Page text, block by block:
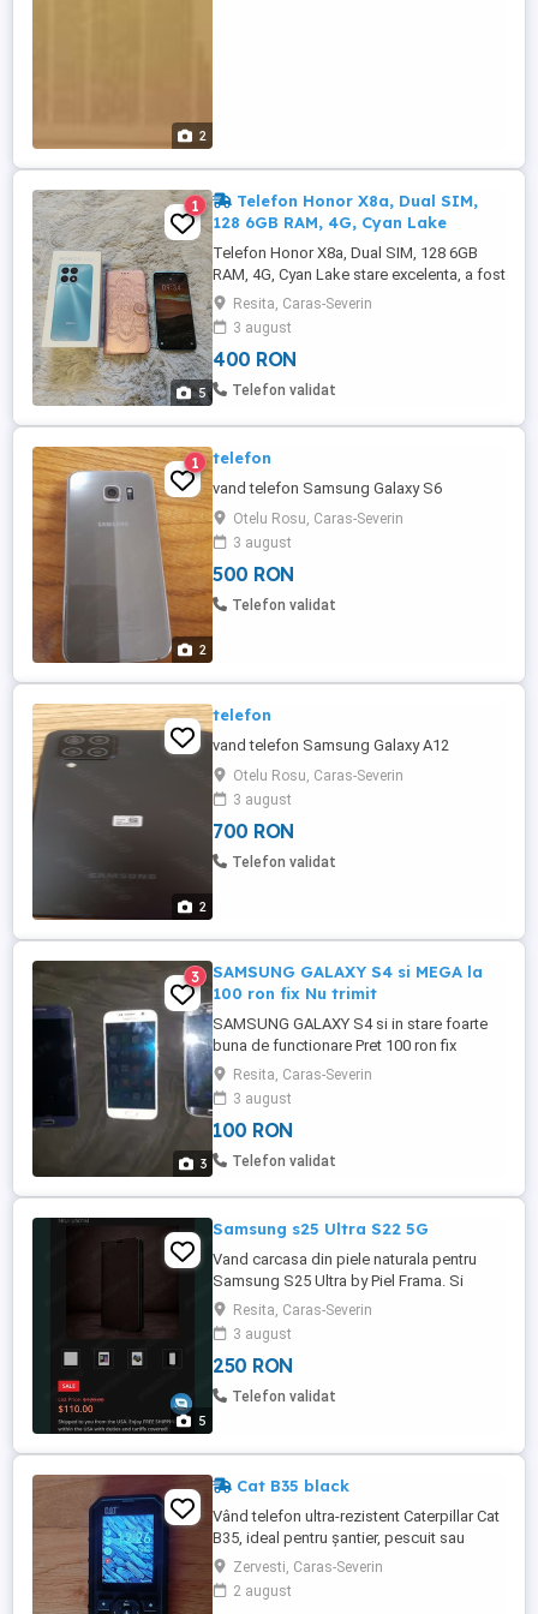
2
5
1
Telefon Honor X8a, Dual SIM,
128 6GB RAM, 4G, Cyan Lake
Telefon Honor X8a, Dual SIM, 128 6GB
RAM, 4G, Cyan Lake stare excelenta, a fost
in folosinta sotiei, mereu la husa si folie
protectie ecran 6,7 inch, baterie 4500mAh,
VoLte, VoWifi, Dual SIM, 128 6GB RAM,
4G, etc,etc . PLUS - O FOLIE STICLA
PRIVACY CADOU,nemontata! Se vinde
Resita, Caras-Severin
3 august
400 RON
Telefon validat
2
1 telefon
vand telefon Samsung Galaxy S6
Otelu Rosu, Caras-Severin
3 august
500 RON
Telefon validat
2
telefon
vand telefon Samsung Galaxy A12
Otelu Rosu, Caras-Severin
3 august
700 RON
Telefon validat
3
3
SAMSUNG GALAXY S4 si MEGA la
100 ron fix Nu trimit
SAMSUNG GALAXY S4 si in stare foarte
buna de functionare Pret 100 ron fix
SAMSUNG GALAXY MEGA cu 2 cartele si
in stare foarte buna de functionare Pret
100 ron fix
Resita, Caras-Severin
3 august
100 RON
Telefon validat
5
Samsung s25 Ultra S22 5G
Vand carcasa din piele naturala pentru
Samsung S25 Ultra by Piel Frama. Si
carcase S22 5G diferite modele.
Resita, Caras-Severin
3 august
250 RON
Telefon validat
Cat B35 black
Vând telefon ultra-rezistent Caterpillar Cat
B35, ideal pentru șantier, pescuit sau
outdoor. Este construit să reziste la
șocuri, trânte pe beton, praf și apă
conform standardelor IP68 și celor
Zervesti, Caras-Severin
2 august